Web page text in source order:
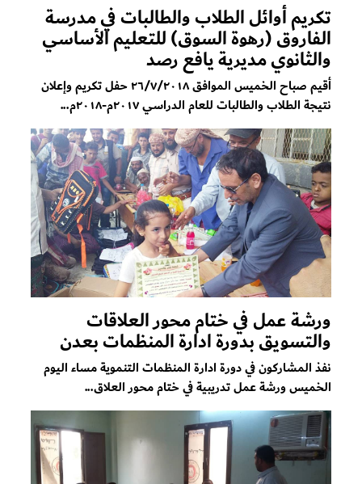
تكريم أوائل الطلاب والطالبات في مدرسة
الفاروق (رهوة السوق) للتعليم الأساسي
والثانوي مديرية يافع رصد
أقيم صباح الخميس الموافق ٢٦/٧/٢٠١٨ حفل تكريم وإعلان
نتيجة الطلاب والطالبات للعام الدراسي ٢٠١٧م-٢٠١٨م...
ورشة عمل في ختام محور العلاقات
والتسويق بدورة ادارة المنظمات بعدن
نفذ المشاركون في دورة ادارة المنظمات التنموية مساء اليوم
الخميس ورشة عمل تدريبية في ختام محور العلاق...